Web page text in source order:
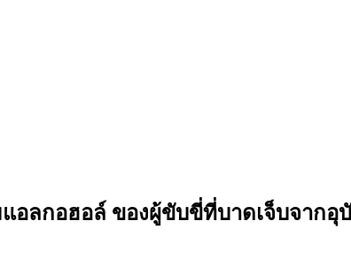
อลกอฮอล์ ของผู้ขับขี่ที่บาดเจ็บจาก